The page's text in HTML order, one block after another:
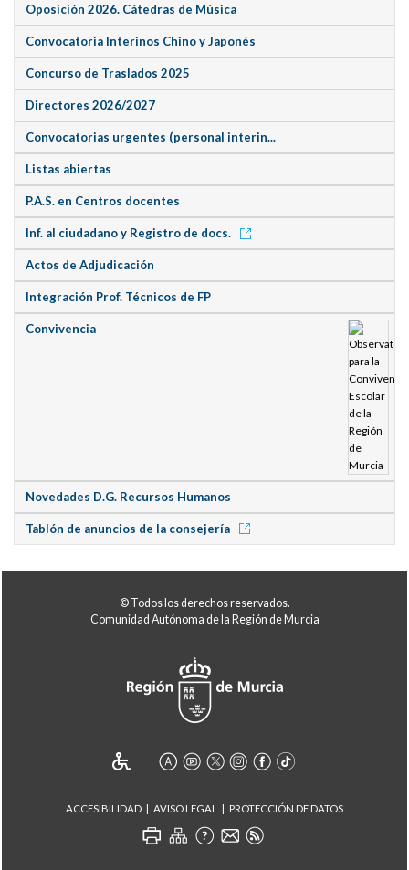
Oposición 2026. Cátedras de Música
Convocatoria Interinos Chino y Japonés
Concurso de Traslados 2025
Directores 2026/2027
Convocatorias urgentes (personal interin...
Listas abiertas
P.A.S. en Centros docentes
Inf. al ciudadano y Registro de docs.
Actos de Adjudicación
Integración Prof. Técnicos de FP
Convivencia
Novedades D.G. Recursos Humanos
Tablón de anuncios de la consejería
© Todos los derechos reservados.
Comunidad Autónoma de la Región de Murcia
ACCESIBILIDAD AVISO LEGAL PROTECCIÓN DE DATOS